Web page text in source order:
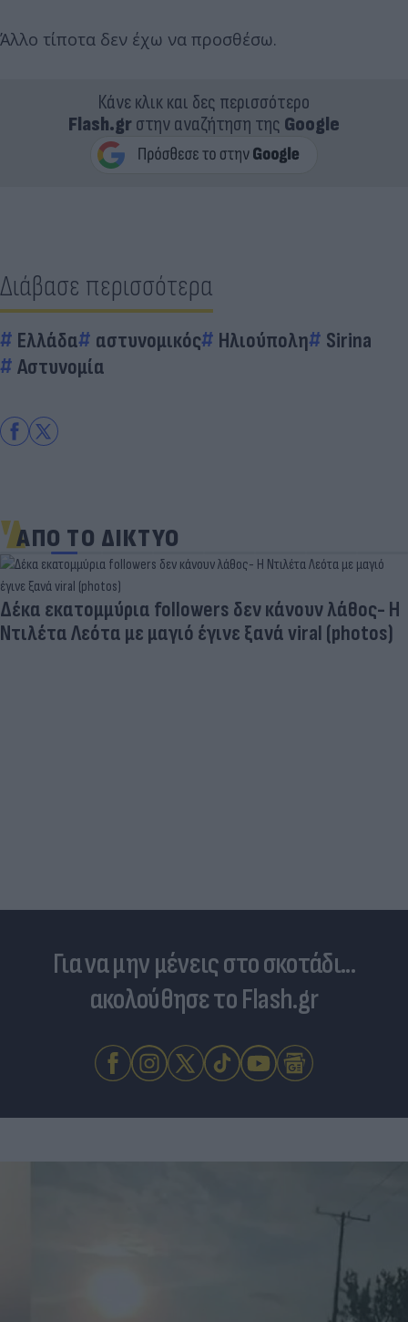
Άλλο τίποτα δεν έχω να προσθέσω.
Κάνε κλικ και δες περισσότερο
Flash.grστην αναζήτηση της Google
Διάβασε περισσότερα
Ελλάδα αστυνομικός Ηλιούπολη
Sirina
Αστυνομία
ΑΠΟ ΤΟ ΔΙΚΤΥΟ
Δέκα εκατομμύρια followers δεν κάνουν λάθος- Η
Ντιλέτα Λεότα με μαγιό έγινε ξανά viral (photos)
Για να μην μένεις στο σκοτάδι...
ακολούθησε το Flash.gr